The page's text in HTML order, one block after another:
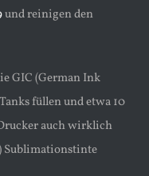
und reinigen den
GIC (German Ink
füllen und etwa 10
auch wirklich
Sublimationstinte